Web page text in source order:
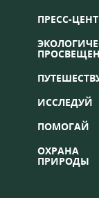
ПРЕСС-
ИССЛЕДУЙ
ПОМОГАЙ
ОХРАНА
ПРИРОДЫ